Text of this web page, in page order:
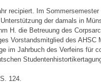
recipiert. Im
der damals in
H. die Betreuung des
Vorstandsmitglied des AHSC
im Jahrbuch des Verfeins für
124.